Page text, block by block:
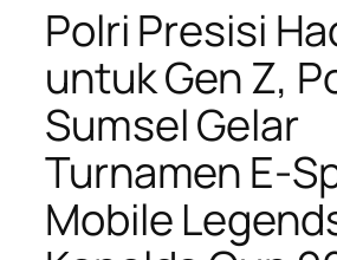
Polri Presisi
untuk Gen Z,
Sumsel Gelar
Turnamen E-
Mobile